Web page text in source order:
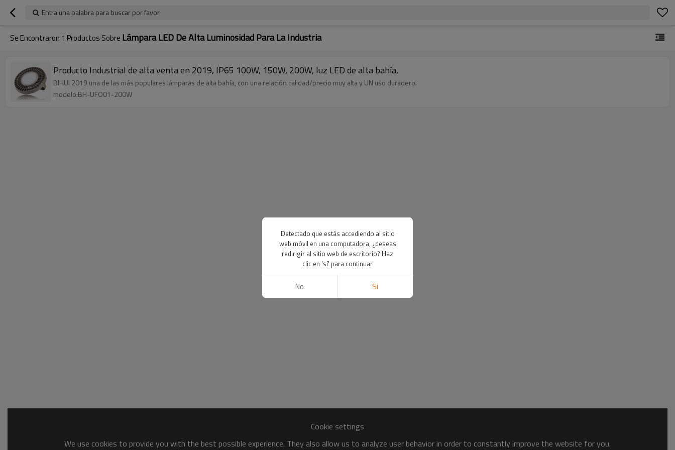
Entra una palabra para buscar por favor
Se Encontraron 1 Productos Sobre Lámpara LED De Alta Luminosidad Para La Industria
Producto Industrial de alta venta en 2019, IP65 100W, 150W, 200W, luz LED de alta bahía,
BIHUI 2019 una de las más populares lámparas de alta bahía, con una relación calidad/precio muy alta y UN uso duradero.
modelo:BH-UFO01-200W
Cookie settings
We use cookies to provide you with the best possible experience. They also allow us to analyze user behavior in order to constantly improve the website for you.
Detectado que estás accediendo al sitio
web móvil en una computadora, ¿deseas
redirigir al sitio web de escritorio? Haz
clic en 'sí' para continuar
No Si